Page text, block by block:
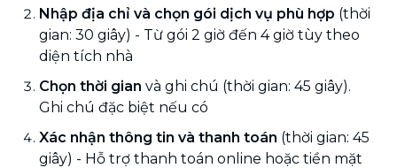
Nhập địa chỉ và chọn gói dịch vụ phù hợp (thời
gian: 30 giây) - Từ gói 2 giờ đến 4 giờ tùy theo
diện tích nhà
Chọn thời gian và ghi chú (thời gian: 45 giây).
Ghi chú đặc biệt nếu có
Xác nhận thông tin và thanh toán (thời gian: 45
giây) - Hỗ trợ thanh toán online hoặc tiền mặt